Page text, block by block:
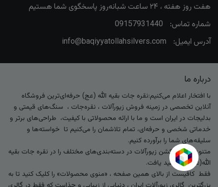
هفت روز هفته ، ۲۴ ساعت شبانه‌روز پاسخگوی شما هستیم
شماره تماس:
09157931440
آدرس ایمیل:
info@baqiyyatollahsilvers.com
درباره ما
با افتخار اعلام می‌کنیم:نقره جات بقیه الله (عج) حرفه‌ای‌ترین فروشگاه
آنلاین تخصصی در زمینه فروش زیورآلات ، نقره‌جات ، سنگ‌های قیمتی و
بدلیجات در ایران است و ما با ارائه محصولاتی با کیفیت، طراحی‌های برتر و
خدماتی شخصی و حرفه‌ای، تمام تلاشمان را می‌کنیم تا خواسته‌ها و
سلیقه‌های شما را برآورده کنیم.
متنوع‌ترین کالکشن زیورآلات در دسته‌بندی‌های مختلف را در نقره جات بقیه
الله(عج) خواهید یافت.
فقط کافیست از بالای همین صفحه ، «منوی محصولات» را کلیک کنید تا به